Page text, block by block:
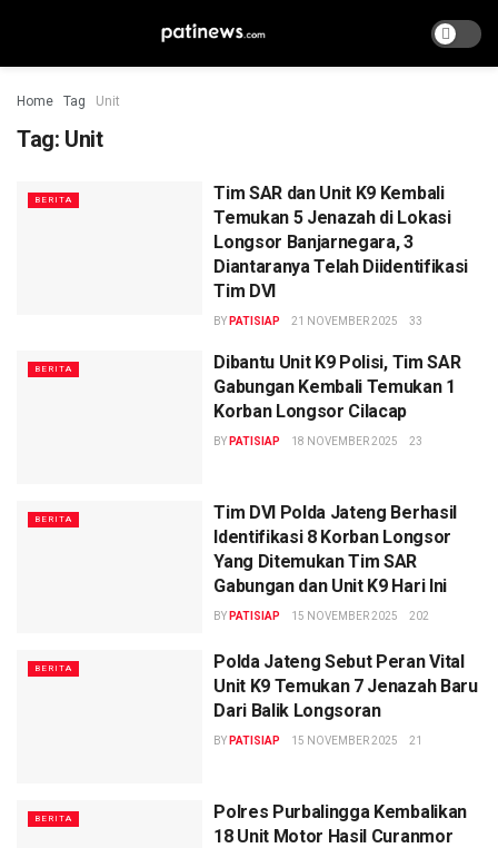
Home Tag Unit
Tag: Unit
BERITA
Tim SAR dan Unit K9 Kembali
Temukan 5 Jenazah di Lokasi
Longsor Banjarnegara, 3
Diantaranya Telah Diidentifikasi
Tim DVI
BY PATISIAP 21 NOVEMBER 2025 33
BERITA
Dibantu Unit K9 Polisi, Tim SAR
Gabungan Kembali Temukan 1
Korban Longsor Cilacap
BY PATISIAP 18 NOVEMBER 2025 23
BERITA
Tim DVI Polda Jateng Berhasil
Identifikasi 8 Korban Longsor
Yang Ditemukan Tim SAR
Gabungan dan Unit K9 Hari Ini
BY PATISIAP 15 NOVEMBER 2025 202
BERITA
Polda Jateng Sebut Peran Vital
Unit K9 Temukan 7 Jenazah Baru
Dari Balik Longsoran
BY PATISIAP 15 NOVEMBER 2025 21
BERITA
Polres Purbalingga Kembalikan
18 Unit Motor Hasil Curanmor